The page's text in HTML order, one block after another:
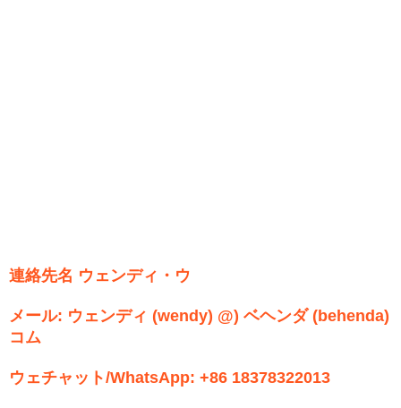
連絡先名 ウェンディ・ウ
メール: ウェンディ (wendy) @) ベヘンダ (behenda)
コム
ウェチャット/WhatsApp: +86 18378322013